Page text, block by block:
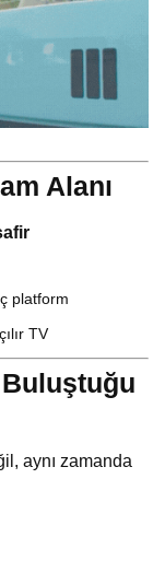
Alanı
platform
TV
aynı zamanda